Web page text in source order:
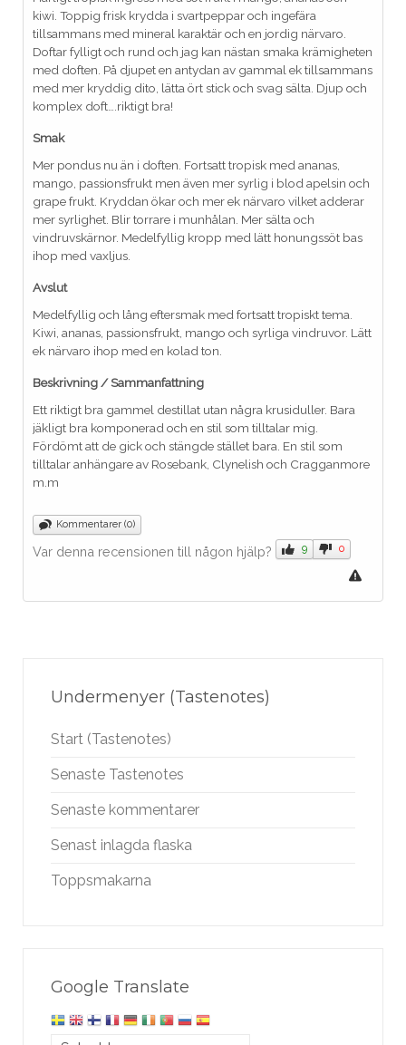
kiwi. Toppig frisk krydda i svartpeppar och ingefära
tillsammans med mineral karaktär och en jordig närvaro.
Doftar fylligt och rund och jag kan nästan smaka krämigheten
med doften. På djupet en antydan av gammal ek tillsammans
med mer kryddig dito, lätta ört stick och svag sälta. Djup och
komplex doft….riktigt bra!
Smak
Mer pondus nu än i doften. Fortsatt tropisk med ananas,
mango, passionsfrukt men även mer syrlig i blod apelsin och
grape frukt. Kryddan ökar och mer ek närvaro vilket adderar
mer syrlighet. Blir torrare i munhålan. Mer sälta och
vindruvskärnor. Medelfyllig kropp med lätt honungssöt bas
ihop med vaxljus.
Avslut
Medelfyllig och lång eftersmak med fortsatt tropiskt tema.
Kiwi, ananas, passionsfrukt, mango och syrliga vindruvor. Lätt
ek närvaro ihop med en kolad ton.
Beskrivning / Sammanfattning
Ett riktigt bra gammel destillat utan några krusiduller. Bara
jäkligt bra komponerad och en stil som tilltalar mig.
Fördömt att de gick och stängde stället bara. En stil som
tilltalar anhängare av Rosebank, Clynelish och Cragganmore
m.m
Kommentarer (0)
Var denna recensionen till någon hjälp? 9 0
Undermenyer (Tastenotes)
Start (Tastenotes)
Senaste Tastenotes
Senaste kommentarer
Senast inlagda flaska
Toppsmakarna
Google Translate